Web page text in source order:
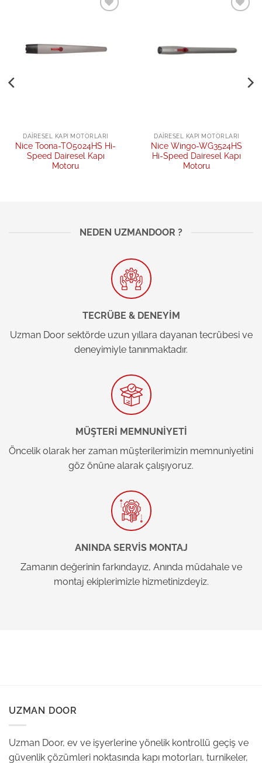
DAIRESEL KAPI MOTORLARI
Nice Toona-TO5024HS Hi-
Speed Dairesel Kapı
Motoru
DAIRESEL KAPI MOTORLARI
Nice Wingo-WG3524HS
Hi-Speed Dairesel Kapı
Motoru
NEDEN UZMANDOOR ?
TECRÜBE & DENEYİM
Uzman Door sektörde uzun yıllara dayanan tecrübesi ve
deneyimiyle tanınmaktadır.
MÜŞTERİ MEMNUNİYETİ
Öncelik olarak her zaman müşterilerimizin memnuniyetini
göz önüne alarak çalışıyoruz.
ANINDA SERVİS MONTAJ
Zamanın değerinin farkındayız, Anında müdahale ve
montaj ekiplerimizle hizmetinizdeyiz.
UZMAN DOOR
Uzman Door, ev ve işyerlerine yönelik kontrollü geçiş ve
güvenlik çözümleri noktasında kapı motorları, turnikeler,